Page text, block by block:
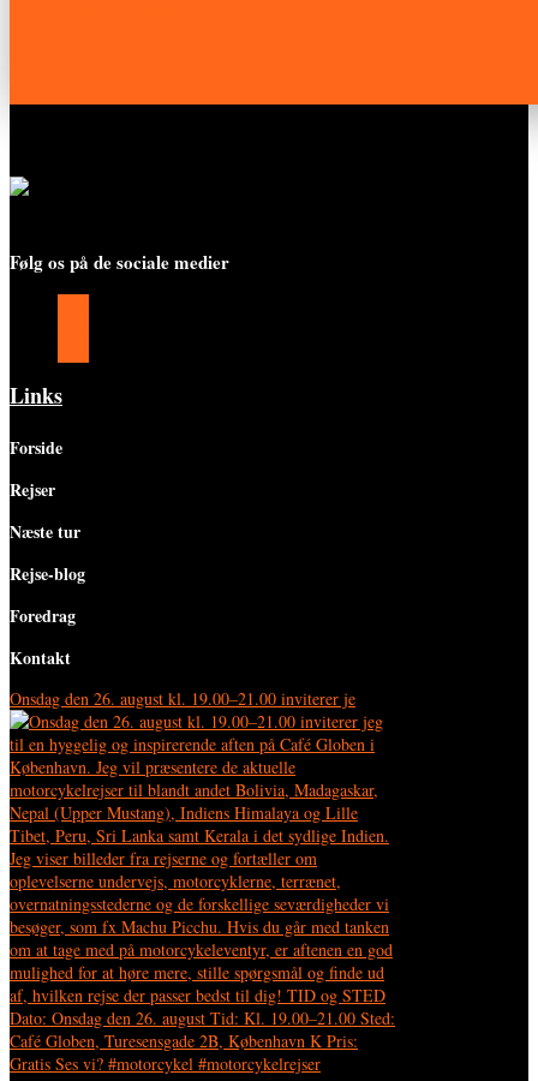
Følg os på de sociale medier
Links
Forside
Rejser
Næste tur
Rejse-blog
Foredrag
Kontakt
Onsdag den 26. august kl. 19.00–21.00 inviterer je